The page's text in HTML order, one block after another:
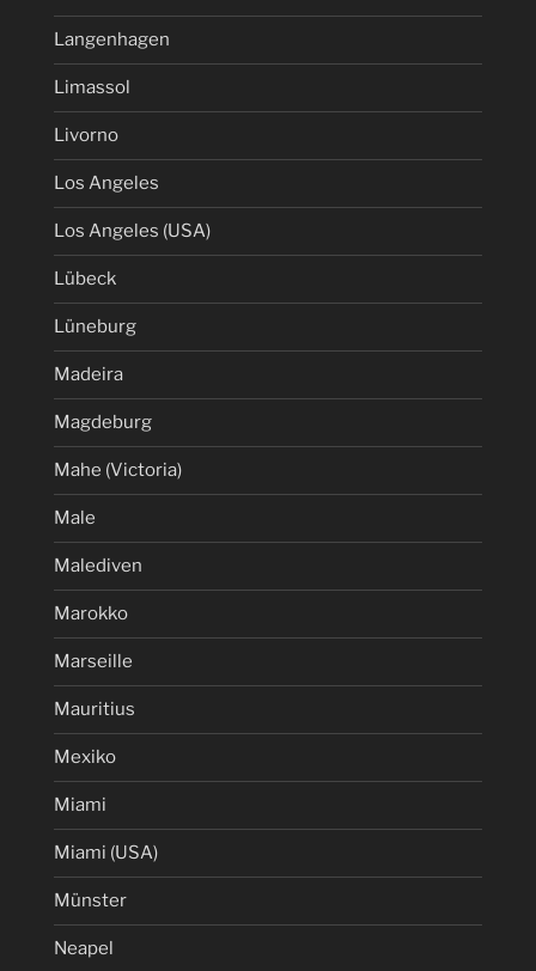
Langenhagen
Limassol
Livorno
Los Angeles
Los Angeles (USA)
Lübeck
Lüneburg
Madeira
Magdeburg
Mahe (Victoria)
Male
Malediven
Marokko
Marseille
Mauritius
Mexiko
Miami
Miami (USA)
Münster
Neapel